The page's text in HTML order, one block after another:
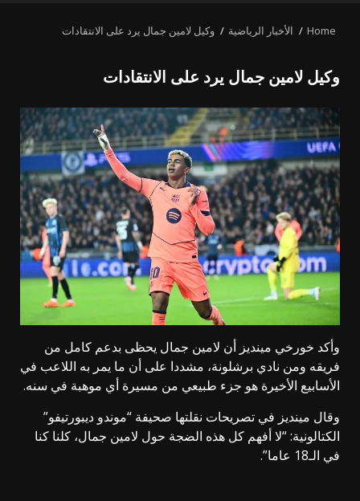
Home الأخبار الرياضية وكيل لامين جمال يرد على الانتقادات
وكيل لامين جمال يرد على الانتقادات
وأكد خورخي مينديز أن لامين جمال يحظى بدعم كامل من
فريقه ومن نادي برشلونة، مشددا على أن ما يمر به اللاعب في
الأسابيع الأخيرة هو جزء طبيعي من مسيرة أي موهبة في سنه.
وقال مينديز في تصريحات نقلتها صحيفة “موندو ديبورتيفو”
الكتالونية: “لا أفهم كل هذه الضجة حول لامين جمال، كلنا كنا
في الـ18 عاما”.